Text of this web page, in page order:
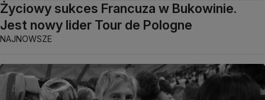
Życiowy sukces Francuza w Bukowinie.
Jest nowy lider Tour de Pologne
NAJNOWSZE